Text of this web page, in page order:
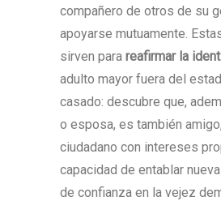
compañero de otros de su
apoyarse mutuamente.
sirven para reafirmar la
adulto mayor fuera del
casado: descubre que,
o esposa, es también
ciudadano con intereses
capacidad de entablar
de confianza en la vejez